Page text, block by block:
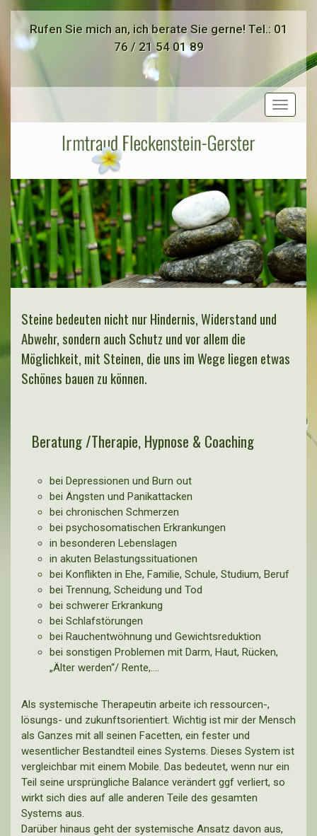
Rufen Sie mich an, ich berate Sie gerne! Tel.: 01
76 / 21 54 01 89
Toggle
Steine bedeuten nicht nur Hindernis, Widerstand und
Abwehr, sondern auch Schutz und vor allem die
Möglichkeit, mit Steinen, die uns im Wege liegen etwas
Schönes bauen zu können.
Beratung /Therapie, Hypnose & Coaching
bei Depressionen und Burn out
bei Ängsten und Panikattacken
bei chronischen Schmerzen
bei psychosomatischen Erkrankungen
in besonderen Lebenslagen
in akuten Belastungssituationen
bei Konflikten in Ehe, Familie, Schule, Studium, Beruf
bei Trennung, Scheidung und Tod
bei schwerer Erkrankung
bei Schlafstörungen
bei Rauchentwöhnung und Gewichtsreduktion
bei sonstigen Problemen mit Darm, Haut, Rücken,
„Älter werden“/ Rente,….
Als systemische Therapeutin arbeite ich ressourcen-,
lösungs- und zukunftsorientiert. Wichtig ist mir der Mensch
als Ganzes mit all seinen Facetten, ein fester und
wesentlicher Bestandteil eines Systems. Dieses System ist
vergleichbar mit einem Mobile. Das bedeutet, wenn nur ein
Teil seine ursprüngliche Balance verändert ggf verliert, so
wirkt sich dies auf alle anderen Teile des gesamten
Systems aus.
Darüber hinaus geht der systemische Ansatz davon aus,